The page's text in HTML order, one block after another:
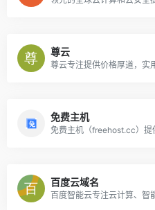
尊云
免费主机
百度云域名